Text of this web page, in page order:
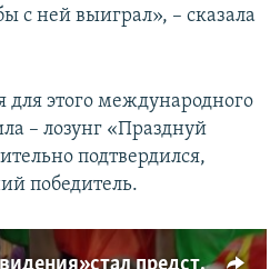
с ней выиграл», – сказала
для этого международного
– лозунг «Празднуй
подтвердился,
победитель.
Победителем «Евровидения» стал представитель Португалии (видео)